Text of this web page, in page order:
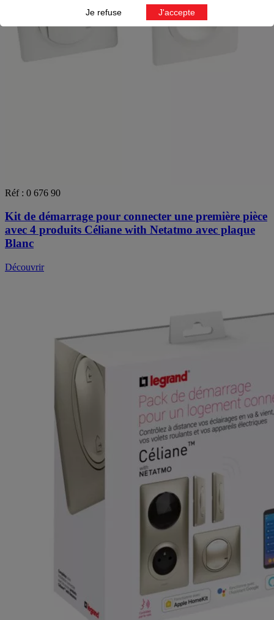
Réf : 0 676 90
Kit de démarrage pour connecter une première pièce
avec 4 produits Céliane with Netatmo avec plaque
Blanc
Découvrir
Je refuse J'accepte